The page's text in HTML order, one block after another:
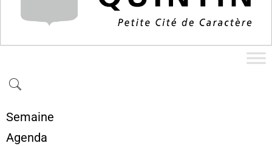
Semaine
Agenda